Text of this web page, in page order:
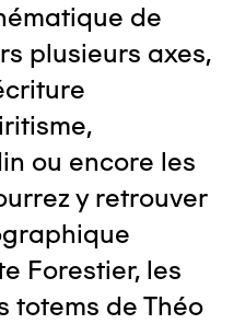
de
plusieurs axes,
ou encore les
y retrouver
Forestier, les
totems de Théo